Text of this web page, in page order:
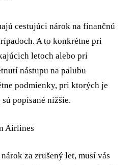
cestujúci nárok na finančnú
A to konkrétne pri
letoch alebo pri
nástupu na palubu
podmienky, pri ktorých je
popísané nižšie.
Airlines
za zrušený let, musí vás